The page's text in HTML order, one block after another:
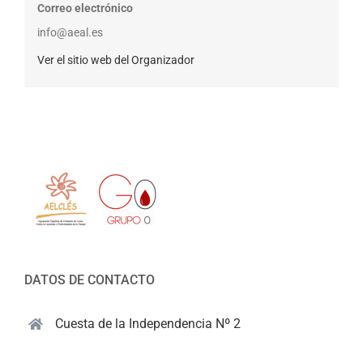
Correo electrónico
info@aeal.es
Ver el sitio web del Organizador
DATOS DE CONTACTO
Cuesta de la Independencia Nº 2